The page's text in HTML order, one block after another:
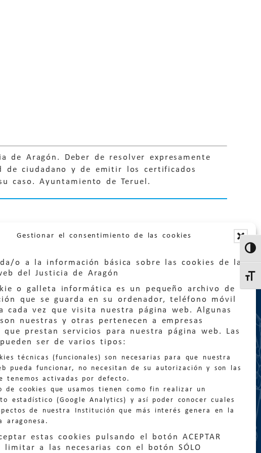
Gestionar el consentimiento de las cookies
o a la información básica sobre las cookies de la
del Justicia de Aragón
o galleta informática es un pequeño archivo de
que se guarda en su ordenador, teléfono móvil
cada vez que visita nuestra página web. Algunas
nuestras y otras pertenecen a empresas
que prestan servicios para nuestra página web. Las
ser de varios tipos:
técnicas (funcionales) son necesarias para que nuestra
pueda funcionar, no necesitan de su autorización y son las
tenemos activadas por defecto.
de cookies que usamos tienen como fin realizar un
estadístico (Google Analytics) y así poder conocer cuales
de nuestra Institución que más interés genera en la
aragonesa.
estas cookies pulsando el botón ACEPTAR
limitar a las necesarias con el botón SÓLO
de Aragón. Deber de resolver expresamente
de ciudadano y de emitir los certificados
caso. Ayuntamiento de Teruel.
Quejas:quejas@eljusticiadearagon.es
Información general:
Teléfonos: 900 210 210/ 976 399 354